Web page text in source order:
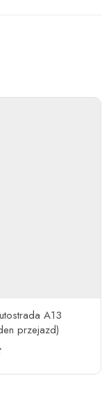
A13
przejazd)